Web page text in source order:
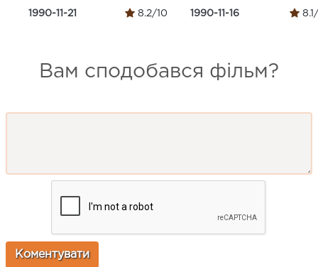
1990-11-21 8.2/10 1990-11-16
Вам сподобався фільм?